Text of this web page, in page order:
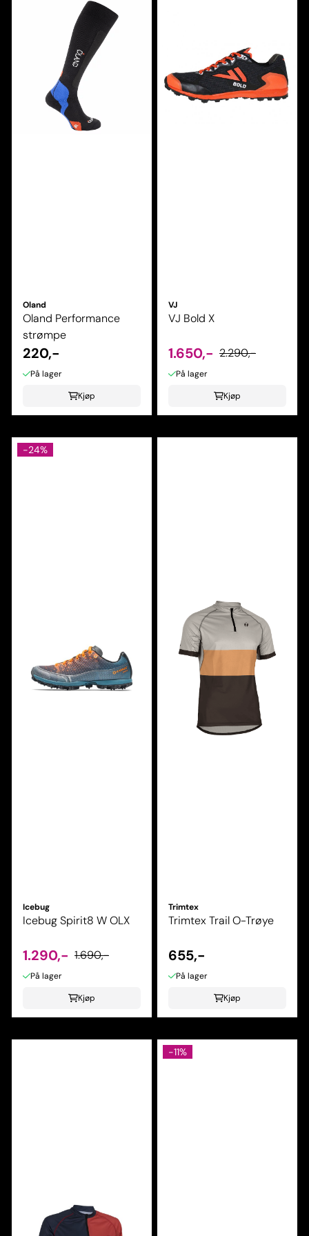
Oland
Oland Performance
strømpe
220,-
På lager
Kjøp
VJ
VJ Bold X
1.650,- 2.290,-
På lager
Kjøp
-24%
Icebug
Icebug Spirit8 W OLX
1.290,- 1.690,-
På lager
Kjøp
Trimtex
Trimtex Trail O-Trøye
655,-
På lager
Kjøp
-11%